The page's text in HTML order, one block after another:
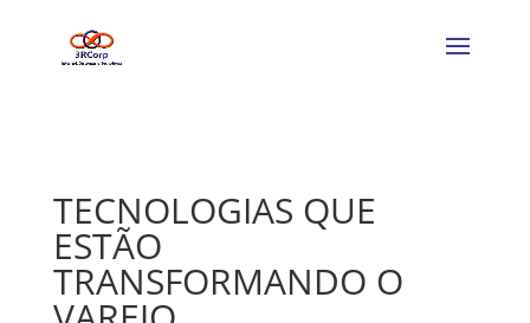
TECNOLOGIAS QUE
ESTÃO
TRANSFORMANDO O